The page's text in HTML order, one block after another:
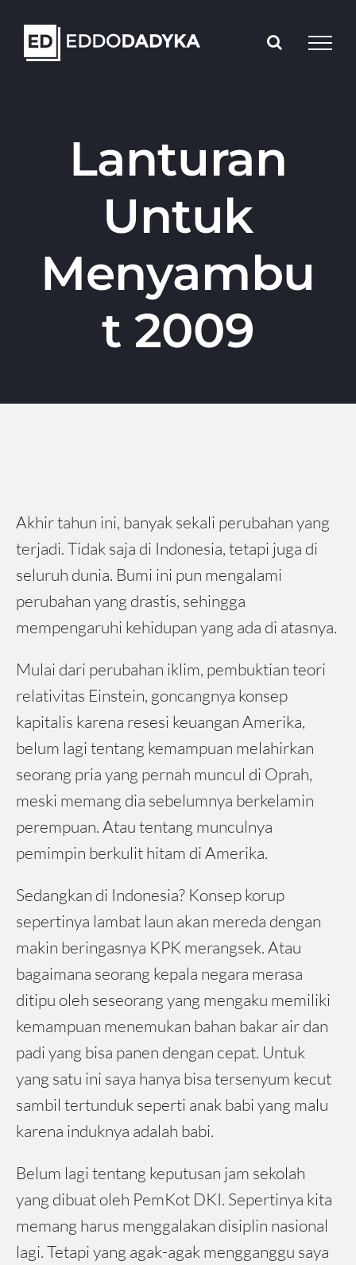
content
Lanturan
Untuk
Menyambu
t 2009
Akhir tahun ini, banyak sekali perubahan yang
terjadi. Tidak saja di Indonesia, tetapi juga di
seluruh dunia. Bumi ini pun mengalami
perubahan yang drastis, sehingga
mempengaruhi kehidupan yang ada di atasnya.
Mulai dari perubahan iklim, pembuktian teori
relativitas Einstein, goncangnya konsep
kapitalis karena resesi keuangan Amerika,
belum lagi tentang kemampuan melahirkan
seorang pria yang pernah muncul di Oprah,
meski memang dia sebelumnya berkelamin
perempuan. Atau tentang munculnya
pemimpin berkulit hitam di Amerika.
Sedangkan di Indonesia? Konsep korup
sepertinya lambat laun akan mereda dengan
makin beringasnya KPK merangsek. Atau
bagaimana seorang kepala negara merasa
ditipu oleh seseorang yang mengaku memiliki
kemampuan menemukan bahan bakar air dan
padi yang bisa panen dengan cepat. Untuk
yang satu ini saya hanya bisa tersenyum kecut
sambil tertunduk seperti anak babi yang malu
karena induknya adalah babi.
Belum lagi tentang keputusan jam sekolah
yang dibuat oleh PemKot DKI. Sepertinya kita
memang harus menggalakan disiplin nasional
lagi. Tetapi yang agak-agak mengganggu saya